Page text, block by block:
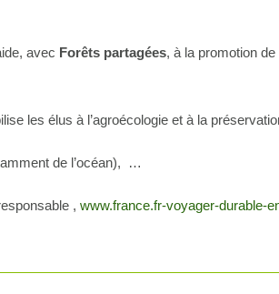
avec Forêts partagées, à la promotion
les élus à l’agroécologie et à la
de l’océan), …
, www.france.fr-voyager-durable-